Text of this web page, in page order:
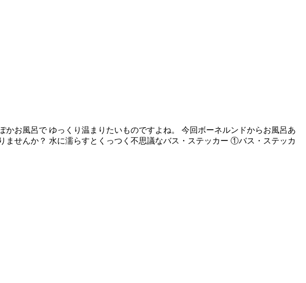
お風呂で ゆっくり温まりたいものですよね。 今回ボーネルンドからお風呂あ
せんか？ 水に濡らすとくっつく不思議なバス・ステッカー ①バス・ステッカ